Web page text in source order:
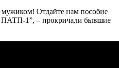
мужиком! Отдайте нам пособие
ПАТП-1”, – прокричали бывшие